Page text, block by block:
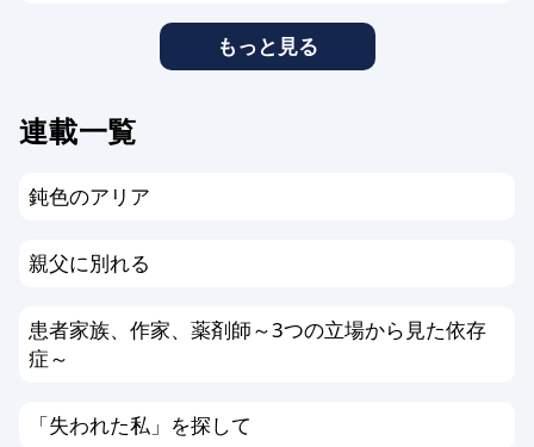
もっと見る
連載一覧
鈍色のアリア
親父に別れる
患者家族、作家、薬剤師～3つの立場から見た依存
症～
「失われた私」を探して